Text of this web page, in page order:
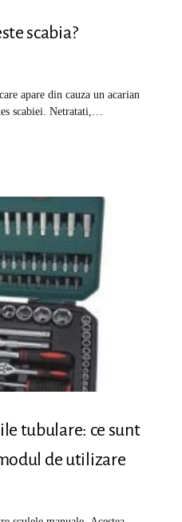
scabia?
apare din cauza un acarian
scabiei. Netratati,…
tubulare: ce sunt
de utilizare